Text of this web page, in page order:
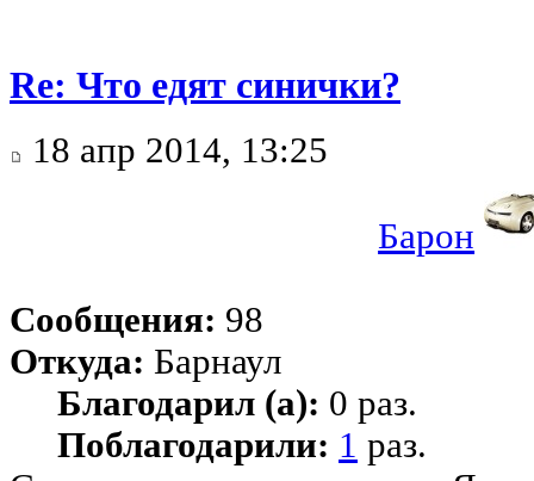
Re: Что едят синички?
18 апр 2014, 13:25
Барон
Сообщения: 98
Откуда: Барнаул
Благодарил (а): 0 раз.
Поблагодарили: 1 раз.